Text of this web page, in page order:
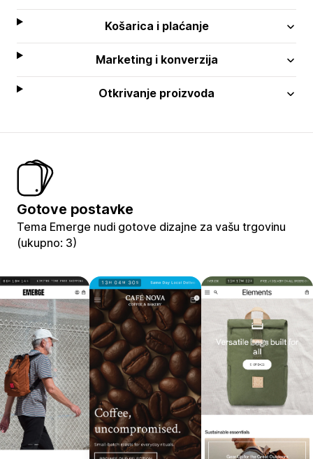
Košarica i plaćanje
Marketing i konverzija
Otkrivanje proizvoda
Gotove postavke
Tema Emerge nudi gotove dizajne za vašu trgovinu
(ukupno: 3)